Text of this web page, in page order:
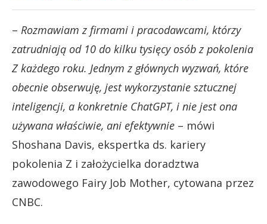
– Rozmawiam z firmami i pracodawcami, którzy
zatrudniają od 10 do kilku tysięcy osób z pokolenia
Z każdego roku. Jednym z głównych wyzwań, które
obecnie obserwuję, jest wykorzystanie sztucznej
inteligencji, a konkretnie ChatGPT, i nie jest ona
używana właściwie, ani efektywnie – mówi
Shoshana Davis, ekspertka ds. kariery
pokolenia Z i założycielka doradztwa
zawodowego Fairy Job Mother, cytowana przez
CNBC.